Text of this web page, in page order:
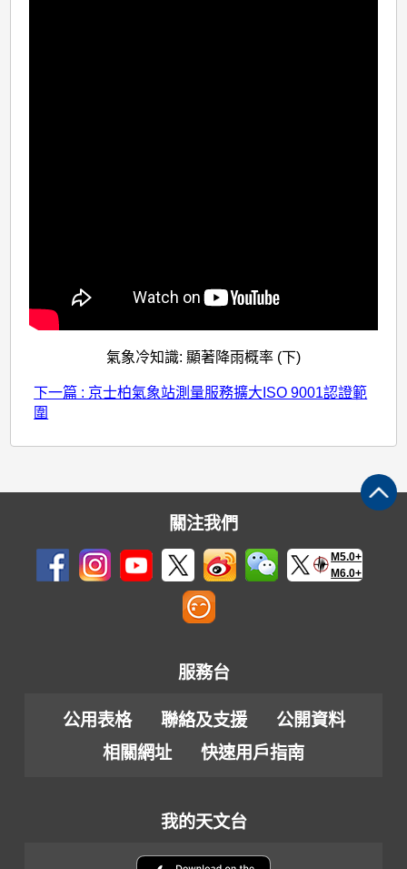
氣象冷知識: 顯著降雨概率 (下)
下一篇 : 京士柏氣象站測量服務擴大ISO 9001認證範
圍
關注我們
M5.0+
M6.0+
服務台
公用表格 聯絡及支援
公開資料
相關網址
快速用戶指南
我的天文台